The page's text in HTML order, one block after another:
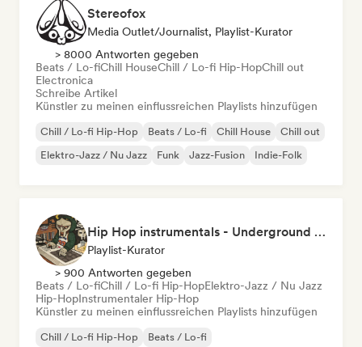
Stereofox
Media Outlet/Journalist, Playlist-Kurator
> 8000 Antworten gegeben
Beats / Lo-fiChill HouseChill / Lo-fi Hip-HopChill out
Electronica
Schreibe Artikel
Künstler zu meinen einflussreichen Playlists hinzufügen
Chill / Lo-fi Hip-Hop Beats / Lo-fi Chill House
Chill out
Elektro-Jazz / Nu Jazz
Funk Jazz-Fusion Indie-Folk
Hip Hop instrumentals - Underground boombap & Lo Fi Hip Hop (by Snaap)
Playlist-Kurator
> 900 Antworten gegeben
Beats / Lo-fiChill / Lo-fi Hip-HopElektro-Jazz / Nu Jazz
Hip-HopInstrumentaler Hip-Hop
Künstler zu meinen einflussreichen Playlists hinzufügen
Chill / Lo-fi Hip-Hop Beats / Lo-fi